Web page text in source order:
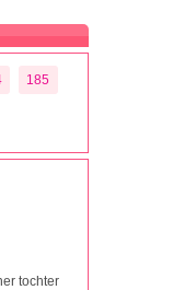
185
tochter